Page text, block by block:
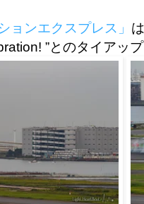
ョンエクスプレス」
”とのタイアッ